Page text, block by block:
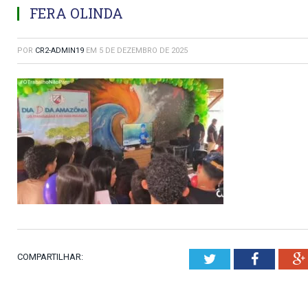
FERA OLINDA
POR CR2-ADMIN19 EM 5 DE DEZEMBRO DE 2025
COMPARTILHAR: Twitter